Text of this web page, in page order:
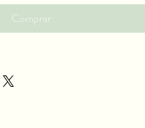
Comprar